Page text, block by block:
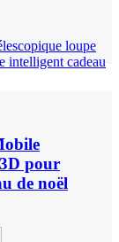
pour
de noël